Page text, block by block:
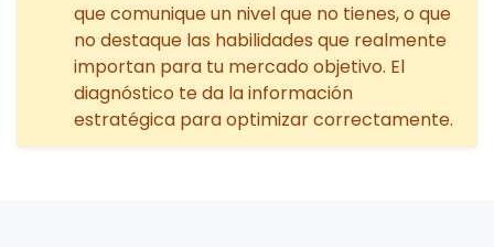
que comunique un nivel que no tienes, o que
no destaque las habilidades que realmente
importan para tu mercado objetivo. El
diagnóstico te da la información
estratégica para optimizar correctamente.